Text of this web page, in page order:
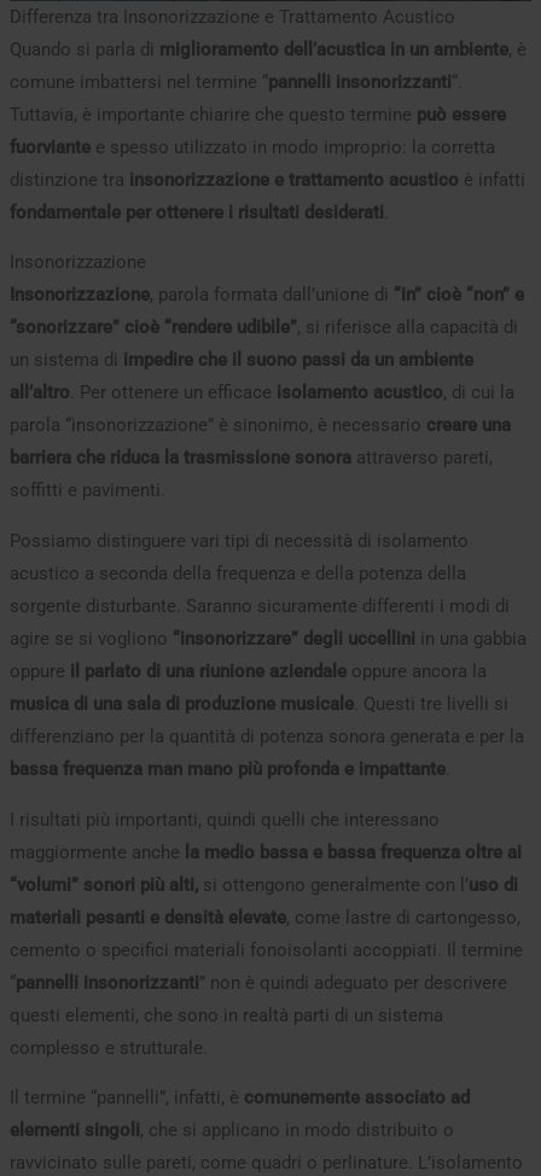
Differenza tra Insonorizzazione e Trattamento Acustico
Quando si parla di miglioramento dell’acustica in un ambiente, è
comune imbattersi nel termine “pannelli insonorizzanti“.
Tuttavia, è importante chiarire che questo termine può essere
fuorviantee spesso utilizzato in modo improprio: la corretta
distinzione tra insonorizzazione e trattamento acustico è infatti
fondamentale per ottenere i risultati desiderati.
Insonorizzazione
Insonorizzazione, parola formata dall’unione di “in” cioè “non” e
“sonorizzare” cioè “rendere udibile”, si riferisce alla capacità di
un sistema di
impedire che il suono passi da un ambiente
all’altro. Per ottenere un efficace isolamento acustico, di cui la
parola “insonorizzazione” è sinonimo, è necessario creare una
barriera che riduca la trasmissione sonoraattraverso pareti,
soffitti e pavimenti.
Possiamo distinguere vari tipi di necessità di isolamento
acustico a seconda della frequenza e della potenza della
sorgente disturbante. Saranno sicuramente differenti i modi di
agire se si vogliono “insonorizzare” degli uccellini in una gabbia
oppure il parlato di una riunione aziendale oppure ancora la
musica di una sala di produzione musicale. Questi tre livelli si
differenziano per la quantità di potenza sonora generata e per la
bassa frequenza man mano più profonda e impattante.
I risultati più importanti, quindi quelli che interessano
maggiormente anche la medio bassa e bassa frequenza oltre ai
“volumi” sonori più alti,si ottengono generalmente con l’uso di
materiali pesanti e densità elevate, come lastre di cartongesso,
cemento o specifici materiali fonoisolanti accoppiati. Il termine
“pannelli insonorizzanti” non è quindi adeguato per descrivere
questi elementi, che sono in realtà parti di un sistema
complesso e strutturale.
Il termine “pannelli”, infatti, è comunemente associato ad
elementi singoli, che si applicano in modo distribuito o
ravvicinato sulle pareti, come quadri o perlinature. L’isolamento